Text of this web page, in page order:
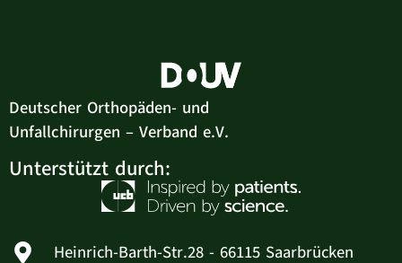
Deutscher Orthopäden- und
Unfallchirurgen – Verband e.V.
Unterstützt durch:
Heinrich-Barth-Str.28 - 66115 Saarbrücken